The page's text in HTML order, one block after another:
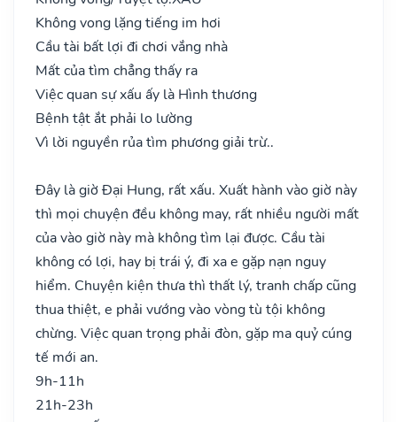
Không vong lặng tiếng im hơi
Cầu tài bất lợi đi chơi vắng nhà
Mất của tìm chẳng thấy ra
Việc quan sự xấu ấy là Hình thương
Bệnh tật ắt phải lo lường
Vì lời nguyền rủa tìm phương giải trừ..
Đây là giờ Đại Hung, rất xấu. Xuất hành vào giờ này
thì mọi chuyện đều không may, rất nhiều người mất
của vào giờ này mà không tìm lại được. Cầu tài
không có lợi, hay bị trái ý, đi xa e gặp nạn nguy
hiểm. Chuyện kiện thưa thì thất lý, tranh chấp cũng
thua thiệt, e phải vướng vào vòng tù tội không
chừng. Việc quan trọng phải đòn, gặp ma quỷ cúng
tế mới an.
9h-11h
21h-23h